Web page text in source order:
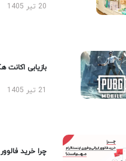
20 تیر 1405
بازیابی اکانت
چرا خرید فالوور